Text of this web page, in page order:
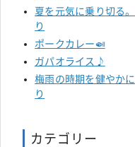
夏を元気に乗り切る
り
ポークカレー🍛
ガパオライス♪
梅雨の時期を健やか
り
カテゴリー